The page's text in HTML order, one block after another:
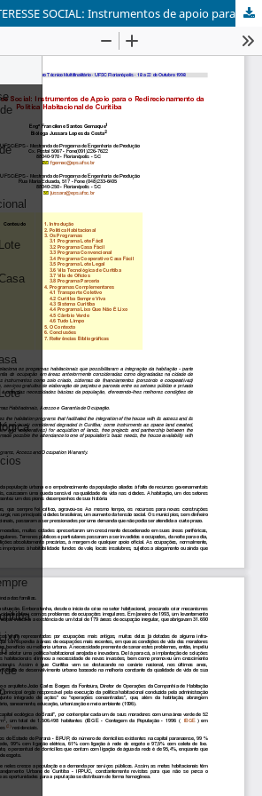
HABITAÇÃO DE INTERESSE SOCIAL: Instrumentos de apoio para o redirecionamento da política habitacional de Curitiba